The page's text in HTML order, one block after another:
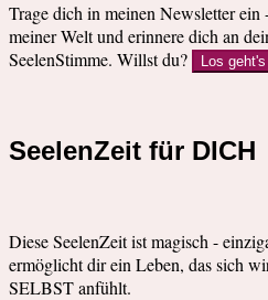
Trage dich in meinen Newsletter
meiner Welt und erinnere dich an
SeelenStimme. Willst du?
Los geht's
SeelenZeit für DICH
Diese SeelenZeit ist magisch -
ermöglicht dir ein Leben, das sich
SELBST anfühlt.